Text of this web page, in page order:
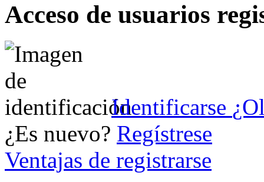
Acceso de usuarios
Identificarse
¿Es nuevo? Regístrese
Ventajas de registrarse